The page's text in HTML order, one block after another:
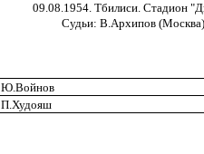
09.08.1954. Тбилиси. Стадион
Судьи: В.Архипов
Ю.Войнов
П.Худояш